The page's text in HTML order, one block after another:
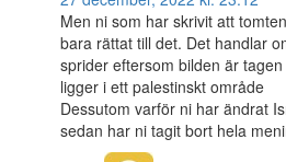
Men ni som har skrivit att
bara rättat till det. Det handlar
sprider eftersom bilden är
ligger i ett palestinskt område
Dessutom varför ni har ändrat
sedan har ni tagit bort hela